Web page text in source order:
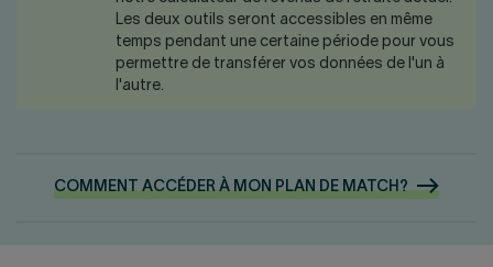
Les deux outils seront accessibles en même
temps pendant une certaine période pour vous
permettre de transférer vos données de l'un à
l'autre.
COMMENT ACCÉDER À MON PLAN DEMATCH?